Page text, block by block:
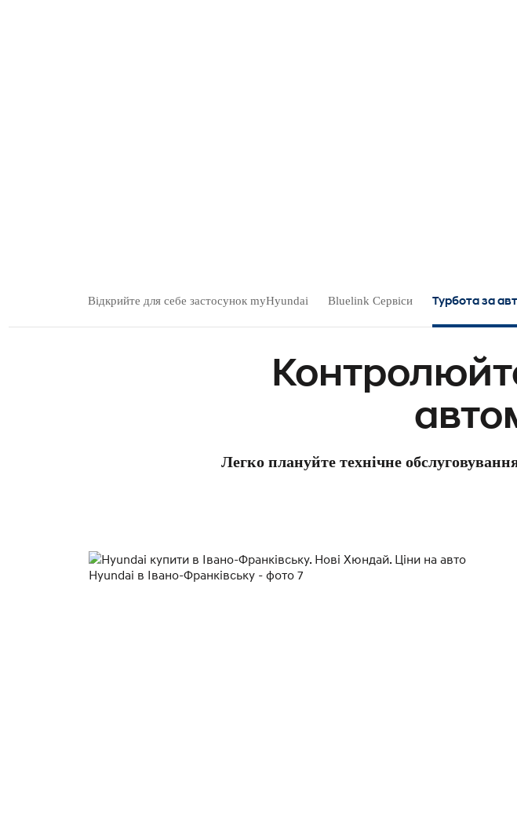
Відкрийте для себе застосунок myHyundai Bluelink Сервіси Турбота за
Легко плануйте технічне